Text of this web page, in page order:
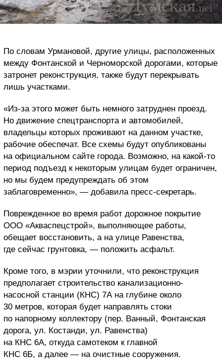
По словам Урмановой, другие улицы, расположенных
между Фонтанской и Черноморской дорогами, которые
затронет реконструкция, также будут перекрывать
лишь участками.
«Из-за этого может быть немного затруднен проезд.
Но движение спецтранспорта и автомобилей,
владельцы которых проживают на данном участке,
рабочие обеспечат. Все схемы будут опубликованы
на официальном сайте города. Возможно, на какой-то
период подъезд к некоторым улицам будет ограничен,
но мы будем предупреждать об этом
заблаговременно», — добавила пресс-секретарь.
Поврежденное во время работ дорожное покрытие
ООО «Акваспецстрой», выполняющее работы,
обещает восстановить, а на улице Равенства,
где сейчас грунтовка, — положить асфальт.
Кроме того, в мэрии уточнили, что реконструкция
предполагает строительство канализационно-
насосной станции (КНС) 7А на глубине около
30 метров, которая будет направлять стоки
по напорному коллектору (пер. Ванный, Фонтанская
дорога, ул. Костанди, ул. Равенства)
на КНС 6А, откуда самотеком к главной
КНС 6Б, а далее — на очистные сооружения.